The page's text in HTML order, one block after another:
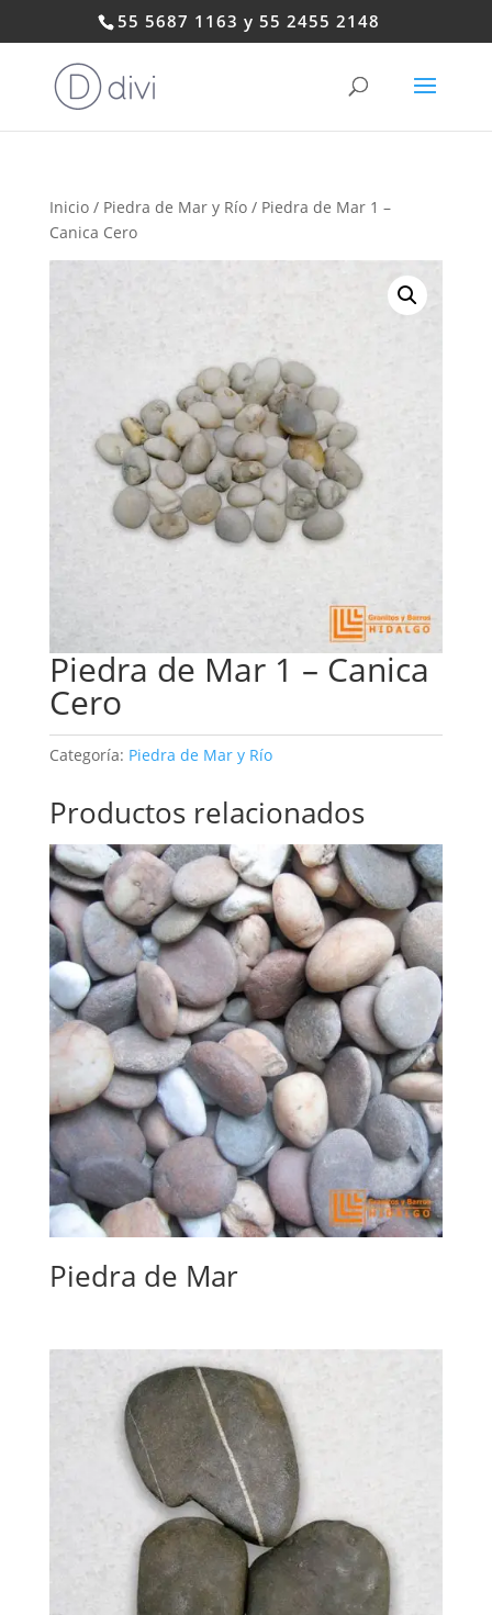
55 5687 1163 y 55 2455 2148
Inicio/ Piedra de Mar y Río/ Piedra de Mar 1 –
Canica Cero
Piedra de Mar 1 – Canica
Cero
Categoría: Piedra de Mar y Río
Productos relacionados
Piedra de Mar